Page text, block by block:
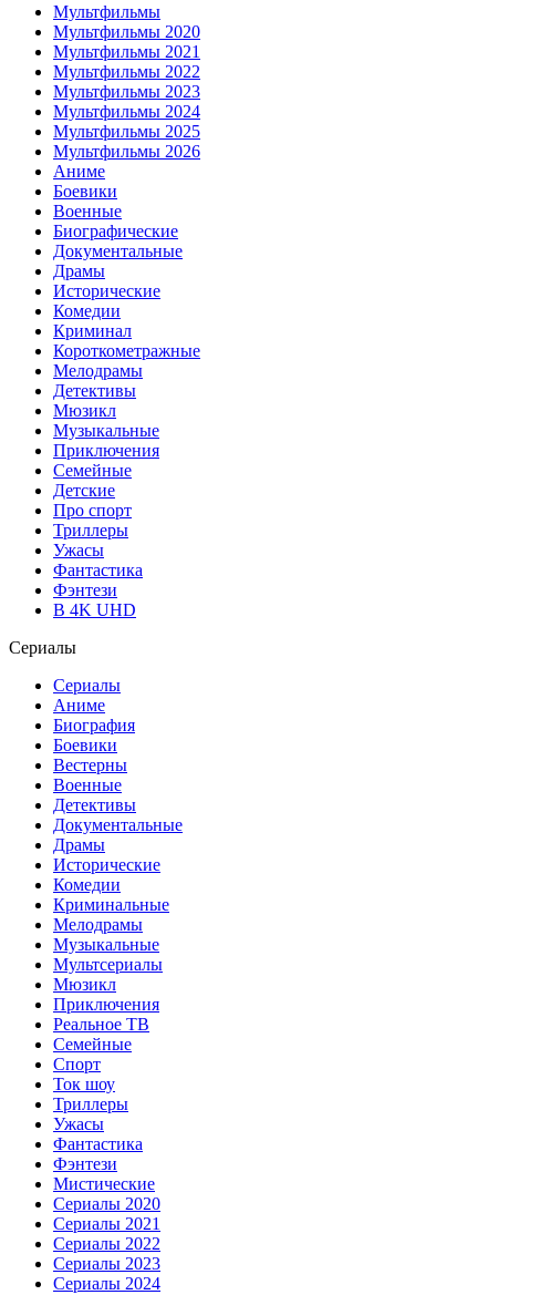
Мультфильмы
Мультфильмы 2020
Мультфильмы 2021
Мультфильмы 2022
Мультфильмы 2023
Мультфильмы 2024
Мультфильмы 2025
Мультфильмы 2026
Аниме
Боевики
Военные
Биографические
Документальные
Драмы
Исторические
Комедии
Криминал
Короткометражные
Мелодрамы
Детективы
Мюзикл
Музыкальные
Приключения
Семейные
Детские
Про спорт
Триллеры
Ужасы
Фантастика
Фэнтези
В 4K UHD
Сериалы
Сериалы
Аниме
Биография
Боевики
Вестерны
Военные
Детективы
Документальные
Драмы
Исторические
Комедии
Криминальные
Мелодрамы
Музыкальные
Мультсериалы
Мюзикл
Приключения
Реальное ТВ
Семейные
Спорт
Ток шоу
Триллеры
Ужасы
Фантастика
Фэнтези
Мистические
Сериалы 2020
Сериалы 2021
Сериалы 2022
Сериалы 2023
Сериалы 2024